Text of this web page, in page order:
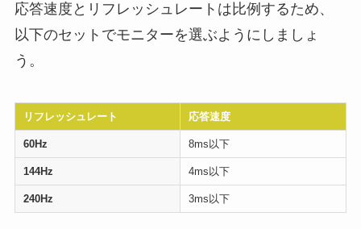
応答速度とリフレッシュレートは比例するため、
以下のセットでモニターを選ぶようにしましょ
う。
リフレッシュレート 応答速度
60Hz 8ms以下
144Hz 4ms以下
240Hz 3ms以下